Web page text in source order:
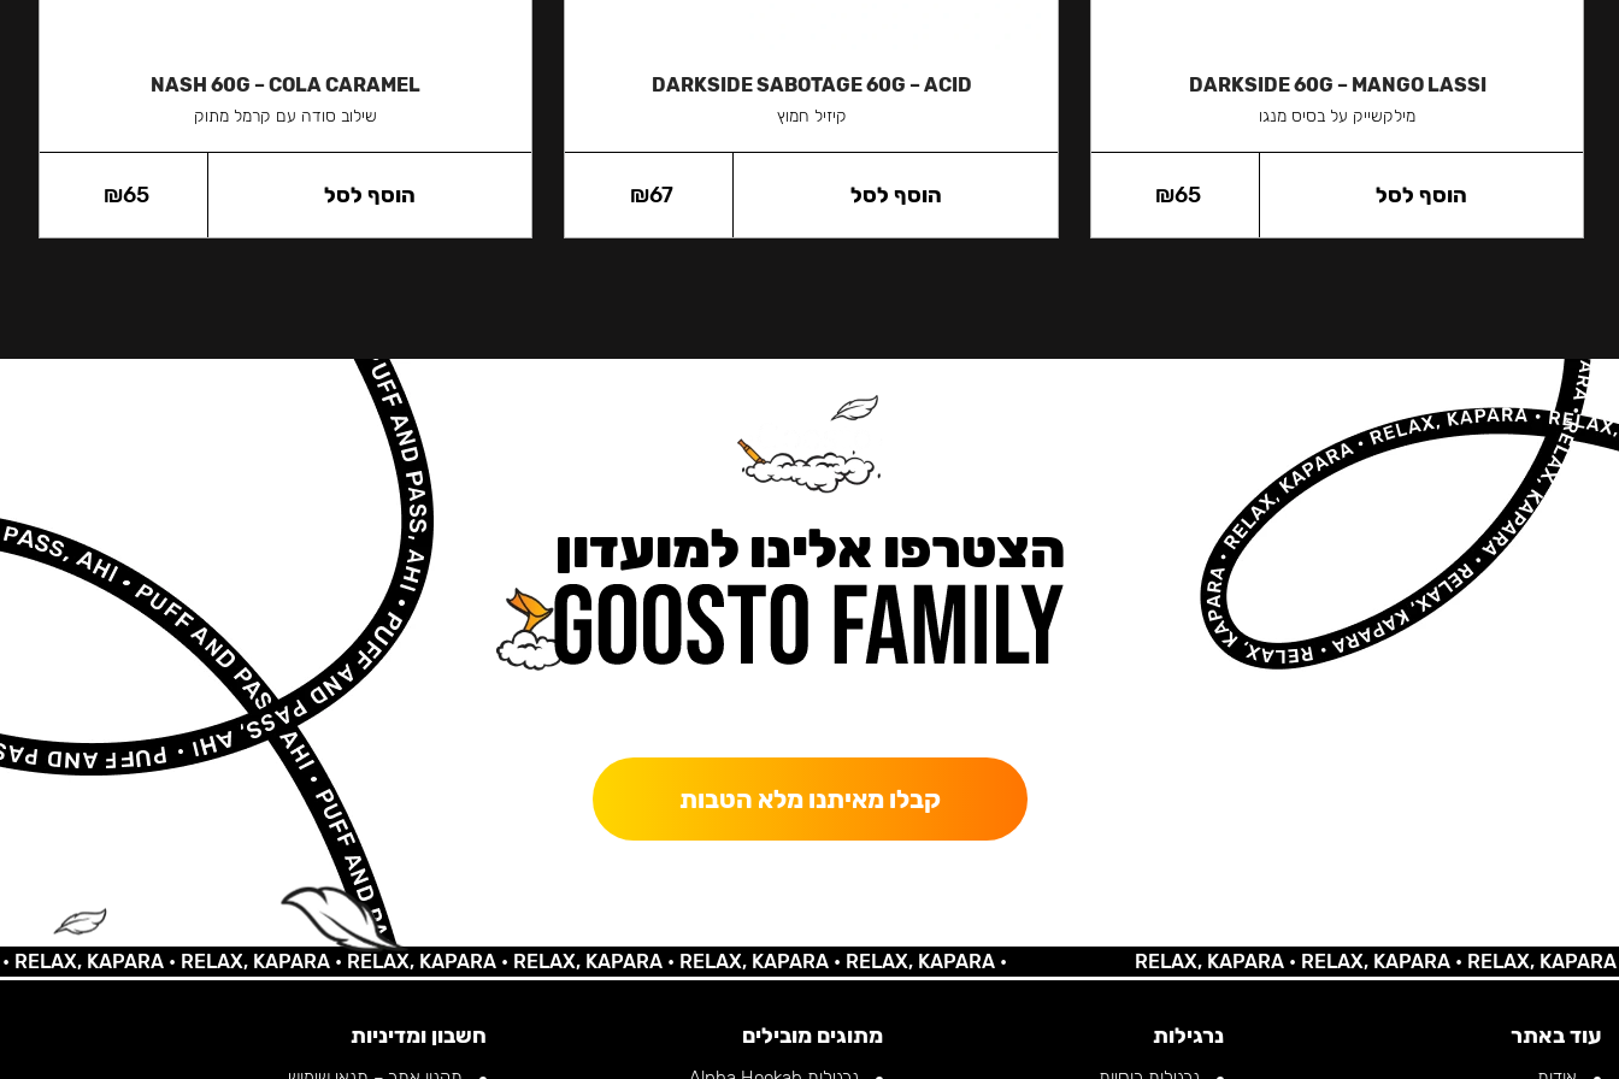
DARKSIDE 60G – MANGO LASSI
מילקשייק על בסיס מנגו
₪65 הוסף לסל
DARKSIDE SABOTAGE 60G – ACID
קיזיל חמוץ
₪67 הוסף לסל
NASH 60G – COLA CARAMEL
שילוב סודה עם קרמל מתוק
₪65 הוסף לסל
הצטרפו אלינו למועדון
קבלו מאיתנו מלא הטבות
KAPARA •RELAX, KAPARA •RELAX, KAPARA •RELAX, KAPARA •RELAX, KAPARA •RELAX, KAPARA • RELAX, KAPARA •RELAX, KAPARA •RELAX, KAPARA •
עוד באתר נרגילות מתוגים מובילים חשבון ומדיניות